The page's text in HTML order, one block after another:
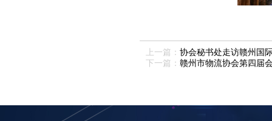
上一篇： 协会秘书处走访赣州国
下一篇： 赣州市物流协会第四届